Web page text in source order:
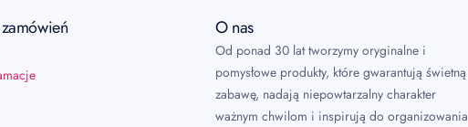
O nas
Od ponad 30 lat tworzymy oryginalne i
pomysłowe produkty, które gwarantują świetną
zabawę, nadają niepowtarzalny charakter
ważnym chwilom i inspirują do organizowania